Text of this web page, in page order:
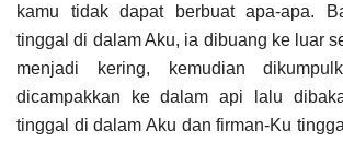
kamu tidak dapat berbuat apa-apa.
tinggal di dalam Aku, ia dibuang ke luar
menjadi kering, kemudian
dicampakkan ke dalam api lalu
tinggal di dalam Aku dan firman-Ku